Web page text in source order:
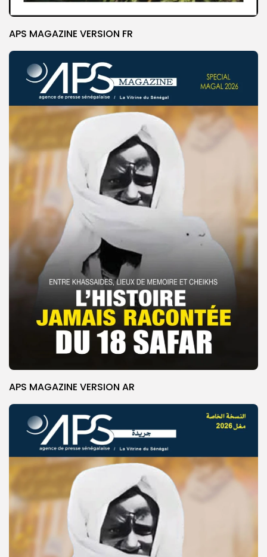
APS MAGAZINE VERSION FR
APS MAGAZINE VERSION AR